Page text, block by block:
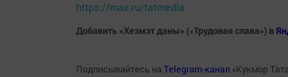
https://max.ru/tatmedia
Добавить «Хезмэт даны» («Трудовая слава») в
Подписывайтесь на Telegram-канал «Кукмор